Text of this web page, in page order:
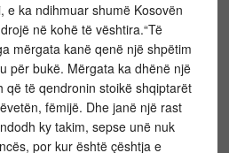
e ka ndihmuar shumë Kosovën
në kohë të vështira.“Të
mërgata kanë qenë një shpëtim
për bukë. Mërgata ka dhënë një
që të qendronin stoikë shqiptarët
fëmijë. Dhe janë një rast
ky takim, sepse unë nuk
por kur është çështja e